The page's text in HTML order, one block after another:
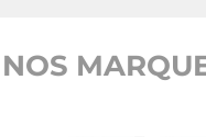
NOS